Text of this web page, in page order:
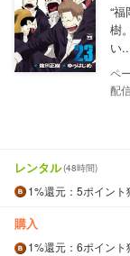
“
樹
い
配
レンタル(48時間)
1%還元 ：5ポイン
購入
1%還元 ：6ポイン